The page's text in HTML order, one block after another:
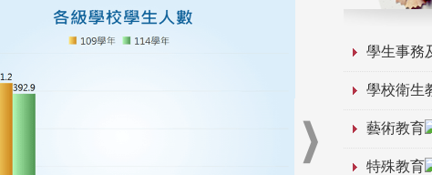
學生事務
學校衛生
藝術教育
特殊教育